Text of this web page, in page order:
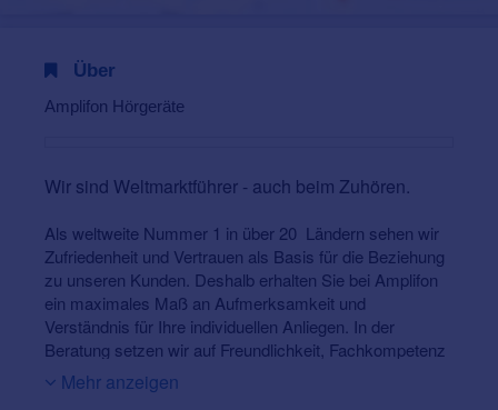
Über
Amplifon Hörgeräte
Wir sind Weltmarktführer - auch beim Zuhören.
Als weltweite Nummer 1 in über 20 Ländern sehen wir
Zufriedenheit und Vertrauen als Basis für die Beziehung
zu unseren Kunden. Deshalb erhalten Sie bei Amplifon
ein maximales Maß an Aufmerksamkeit und
Verständnis für Ihre individuellen Anliegen. In der
Beratung setzen wir auf Freundlichkeit, Fachkompetenz
und nehmen uns in jedem Gespräch mit Ihnen immer so
viel Zeit, wie nötig ist, um die beste Hörlösung für Sie zu
Mehr anzeigen